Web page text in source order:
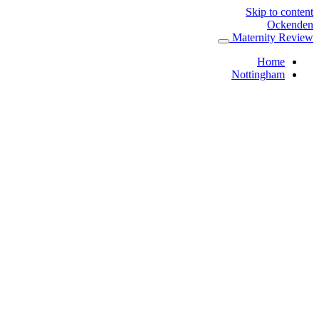
Skip to content
Ockenden
Maternity Review
Home
Nottingham